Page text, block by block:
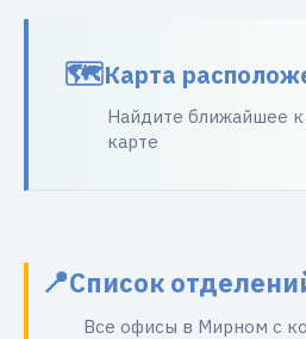
Карта
Найдите ближайшее
карте
Список
Все офисы в Мирном с